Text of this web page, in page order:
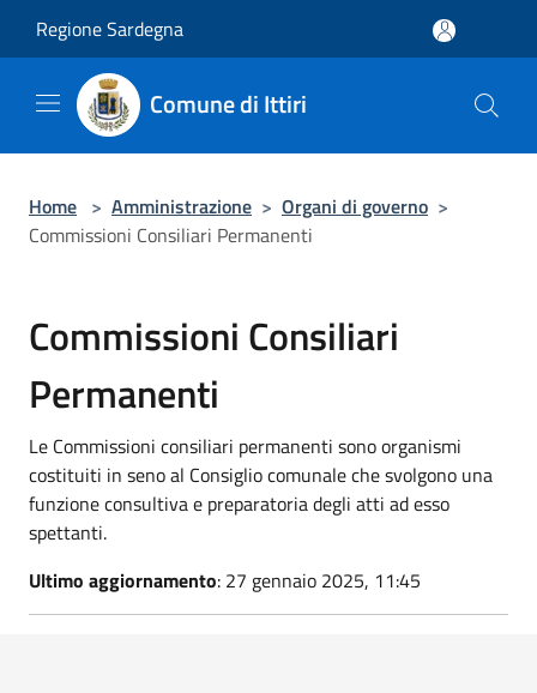
Regione Sardegna
Comune di Ittiri
Home > Amministrazione > Organi di governo >
Commissioni Consiliari Permanenti
Commissioni Consiliari
Permanenti
Le Commissioni consiliari permanenti sono organismi
costituiti in seno al Consiglio comunale che svolgono una
funzione consultiva e preparatoria degli atti ad esso
spettanti.
Ultimo aggiornamento: 27 gennaio 2025, 11:45